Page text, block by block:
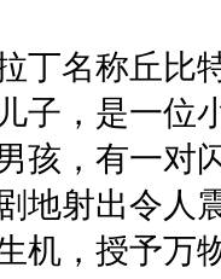
丁名称丘比
子，是一位
孩，有一对
地射出令人
机，授予万